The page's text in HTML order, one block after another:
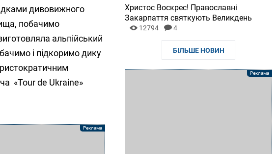
дивовижного
побачимо
альпійський
і підкоримо дику
«Tour de Ukraine»
Христос Воскрес! Православні
Закарпаття святкують Великдень
12794 4
БІЛЬШЕ НОВИН